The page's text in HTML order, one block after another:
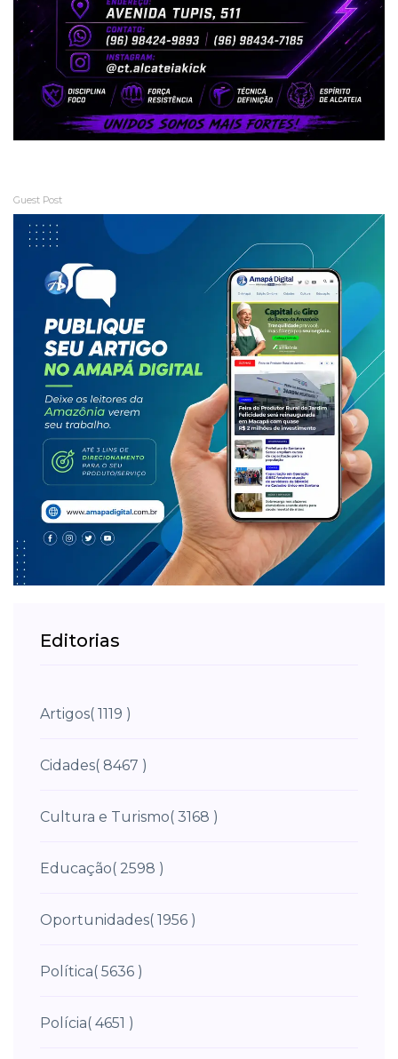
Guest Post
Editorias
Artigos( 1119 )
Cidades( 8467 )
Cultura e Turismo( 3168 )
Educação( 2598 )
Oportunidades( 1956 )
Política( 5636 )
Polícia( 4651 )